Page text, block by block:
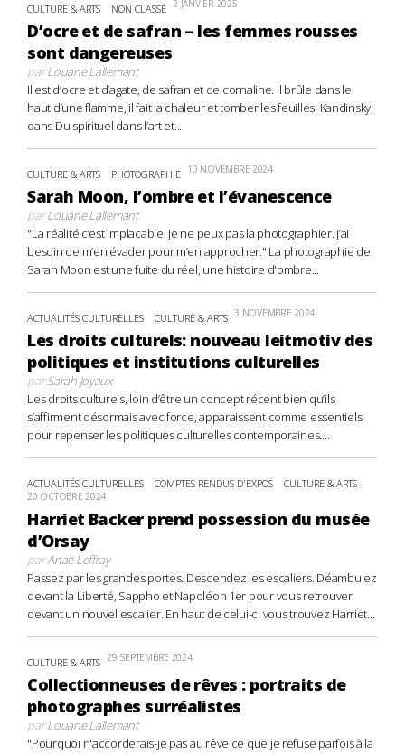
CULTURE & ARTS NON CLASSÉ 2 JANVIER 2025
D’ocre et de safran – les femmes rousses
sont dangereuses
parLouane Lallemant
Il est d’ocre et d’agate, de safran et de cornaline. Il brûle dans le
haut d’une flamme, il fait la chaleur et tomber les feuilles. Kandinsky,
dans Du spirituel dans l’art et...
CULTURE & ARTS PHOTOGRAPHIE 10 NOVEMBRE 2024
Sarah Moon, l’ombre et l’évanescence
parLouane Lallemant
"La réalité c’est implacable. Je ne peux pas la photographier. J’ai
besoin de m’en évader pour m’en approcher." La photographie de
Sarah Moon est une fuite du réel, une histoire d'ombre...
ACTUALITÉS CULTURELLES CULTURE & ARTS 3 NOVEMBRE 2024
Les droits culturels: nouveau leitmotiv des
politiques et institutions culturelles
parSarah Joyaux
Les droits culturels, loin d’être un concept récent bien qu’ils
s’affirment désormais avec force, apparaissent comme essentiels
pour repenser les politiques culturelles contemporaines....
ACTUALITÉS CULTURELLES COMPTES RENDUS D'EXPOS CULTURE & ARTS
20 OCTOBRE 2024
Harriet Backer prend possession du musée
d’Orsay
parAnaë Leffray
Passez par les grandes portes. Descendez les escaliers. Déambulez
devant la Liberté, Sappho et Napoléon 1er pour vous retrouver
devant un nouvel escalier. En haut de celui-ci vous trouvez Harriet...
CULTURE & ARTS 29 SEPTEMBRE 2024
Collectionneuses de rêves : portraits de
photographes surréalistes
parLouane Lallemant
"Pourquoi n'accorderais-je pas au rêve ce que je refuse parfois à la